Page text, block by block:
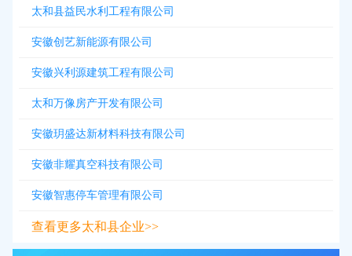
太和县益民水利工程有限公司
安徽创艺新能源有限公司
安徽兴利源建筑工程有限公司
太和万像房产开发有限公司
安徽玥盛达新材料科技有限公司
安徽非耀真空科技有限公司
安徽智惠停车管理有限公司
查看更多太和县企业>>